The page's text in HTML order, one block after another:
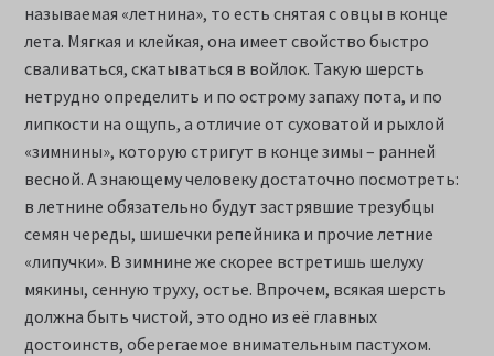
называемая «летнина», то есть снятая с овцы в конце
лета. Мягкая и клейкая, она имеет свойство быстро
сваливаться, скатываться в войлок. Такую шерсть
нетрудно определить и по острому запаху пота, и по
липкости на ощупь, а отличие от суховатой и рыхлой
«зимнины», которую стригут в конце зимы – ранней
весной. А знающему человеку достаточно посмотреть:
в летнине обязательно будут застрявшие трезубцы
семян череды, шишечки репейника и прочие летние
«липучки». В зимнине же скорее встретишь шелуху
мякины, сенную труху, остье. Впрочем, всякая шерсть
должна быть чистой, это одно из её главных
достоинств, оберегаемое внимательным пастухом.